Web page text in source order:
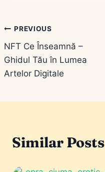
Navigare
în
articole
PREVIOUS
NFT Ce Înseamnă –
Ghidul Tău în Lumea
Artelor Digitale
Similar Posts